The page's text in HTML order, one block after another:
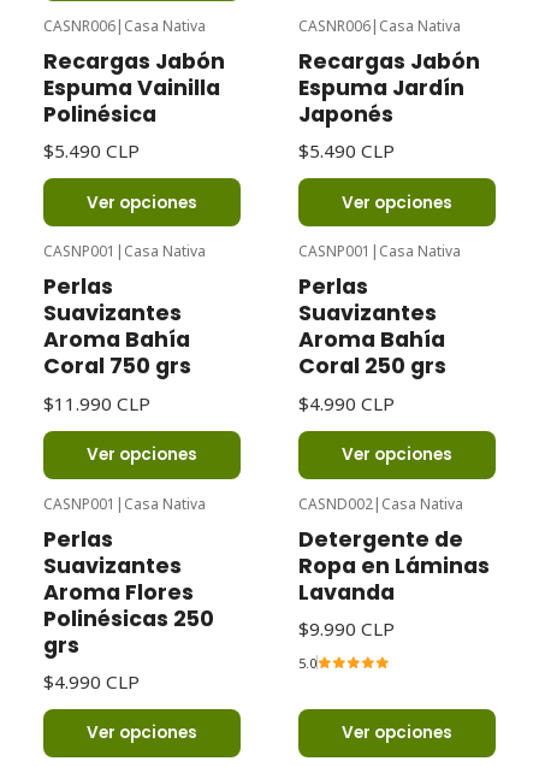
CASNR006| Casa Nativa
Recargas Jabón
Espuma Vainilla
Polinésica
$5.490 CLP
Ver opciones
CASNR006| Casa Nativa
Recargas Jabón
Espuma Jardín
Japonés
$5.490 CLP
Ver opciones
CASNP001 | Casa Nativa
Perlas
Suavizantes
Aroma Bahía
Coral 750 grs
$11.990 CLP
Ver opciones
CASNP001 | Casa Nativa
Perlas
Suavizantes
Aroma Bahía
Coral 250 grs
$4.990 CLP
Ver opciones
CASNP001 | Casa Nativa
Perlas
Suavizantes
Aroma Flores
Polinésicas 250
grs
$4.990 CLP
Ver opciones
CASND002| Casa Nativa
Detergente de
Ropa en Láminas
Lavanda
$9.990 CLP
5.0
Ver opciones